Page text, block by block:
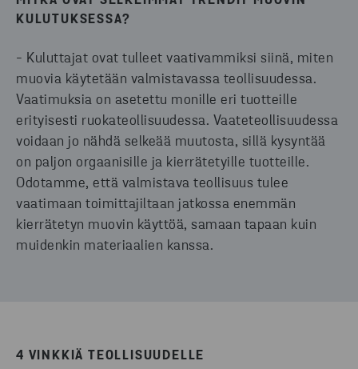
KULUTUKSESSA?
- Kuluttajat ovat tulleet vaativammiksi siinä, miten
muovia käytetään valmistavassa teollisuudessa.
Vaatimuksia on asetettu monille eri tuotteille
erityisesti ruokateollisuudessa. Vaateteollisuudessa
voidaan jo nähdä selkeää muutosta, sillä kysyntää
on paljon orgaanisille ja kierrätetyille tuotteille.
Odotamme, että valmistava teollisuus tulee
vaatimaan toimittajiltaan jatkossa enemmän
kierrätetyn muovin käyttöä, samaan tapaan kuin
muidenkin materiaalien kanssa.
4 VINKKIÄ TEOLLISUUDELLE